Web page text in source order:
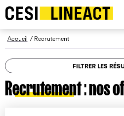
CESI LINEACT - Laboratoire de
Fil d’Ariane
Accueil Recrutement
FILTRER LES
Recrutement : nos